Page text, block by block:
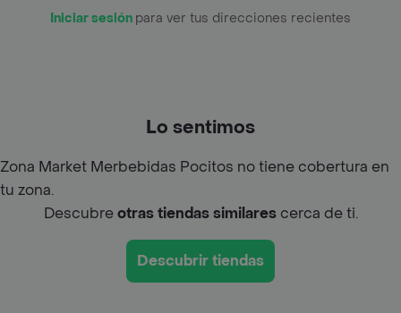
Iniciar sesión para ver tus direcciones recientes
Lo sentimos
Zona Market Merbebidas Pocitos no tiene cobertura en
tu zona.
Descubreotras tiendas similarescerca de ti.
Descubrir tiendas